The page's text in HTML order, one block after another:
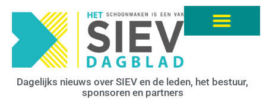
Dagelijks nieuws over SIEV en de leden, het bestuur,
sponsoren en partners